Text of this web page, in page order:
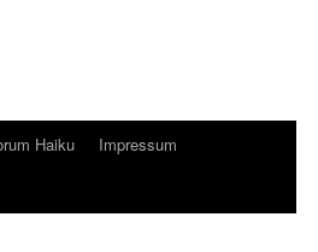
Haiku
Impressum